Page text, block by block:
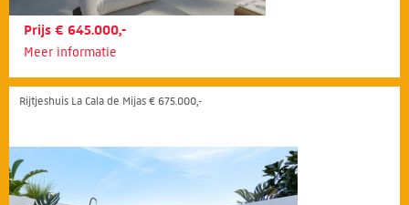
Prijs € 645.000,-
Meer informatie
Rijtjeshuis La Cala de Mijas € 675.000,-